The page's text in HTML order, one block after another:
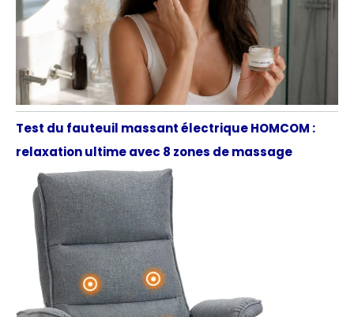
Test du fauteuil massant électrique HOMCOM :
relaxation ultime avec 8 zones de massage